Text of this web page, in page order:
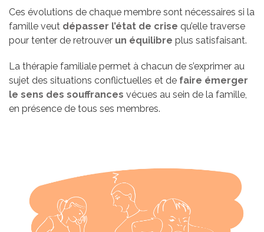
Ces évolutions de chaque membre sont nécessaires si la
famille veut dépasser l’état de crise qu’elle traverse
pour tenter de retrouver un équilibre plus satisfaisant.
La thérapie familiale permet à chacun de s’exprimer au
sujet des situations conflictuelles et de faire émerger
le sens des souffrances vécues au sein de la famille,
en présence de tous ses membres.